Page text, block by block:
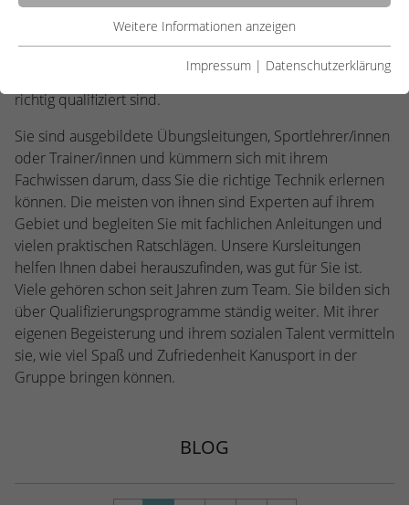
Sie begleiten und begeistern! Wenn Sie einen unserer
Kurse buchen, gehen Sie auf Nummer sicher: Sie werden
von Kursleitungen begleitet, die was können. Denn wir
setzen nur Leiterinnen und Leiter ein, die für ihre Aufgabe
richtig qualifiziert sind.
Sie sind ausgebildete Übungsleitungen, Sportlehrer/innen
oder Trainer/innen und kümmern sich mit ihrem
Fachwissen darum, dass Sie die richtige Technik erlernen
können. Die meisten von ihnen sind Experten auf ihrem
Gebiet und begleiten Sie mit fachlichen Anleitungen und
vielen praktischen Ratschlägen. Unsere Kursleitungen
helfen Ihnen dabei herauszufinden, was gut für Sie ist.
Viele gehören schon seit Jahren zum Team. Sie bilden sich
über Qualifizierungsprogramme ständig weiter. Mit ihrer
eigenen Begeisterung und ihrem sozialen Talent vermitteln
sie, wie viel Spaß und Zufriedenheit Kanusport in der
Gruppe bringen können.
BLOG
Essentielle Cookies werden für grundlegende Funktionen der
Webseite einwandfrei funktioniert.
Name cookie_optin
Anbieter TYPO3
Laufzeit 1 Jahr
Zweck
Enthält die gewählten Cookie-
Einstellungen.
Name SBW_user
Anbieter TYPO3
Dieses Cookie ist ein Standard-Session-
Cookie-Informationen anzeigen
Statistiken
Diese Gruppe beinhaltet alle Skripte für analytisches Tracking
und zugehörige Cookies. Es hilft uns die Nutzererfahrung der
Website zu verbessern.
Name _ga
Anbieter Google Analytics
Laufzeit 2 Jahre
Besucher-, Sitzungs- und Kampagnendaten
Cookie-Informationen anzeigen
Weitere Informationen anzeigen
Impressum | Datenschutzerklärung